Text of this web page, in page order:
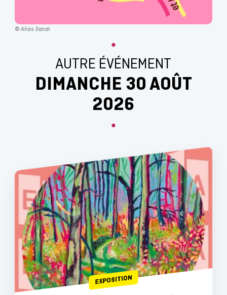
© Alias Sandi
AUTRE ÉVÉNEMENT
DIMANCHE 30 AOÛT
2026
EXPOSITION